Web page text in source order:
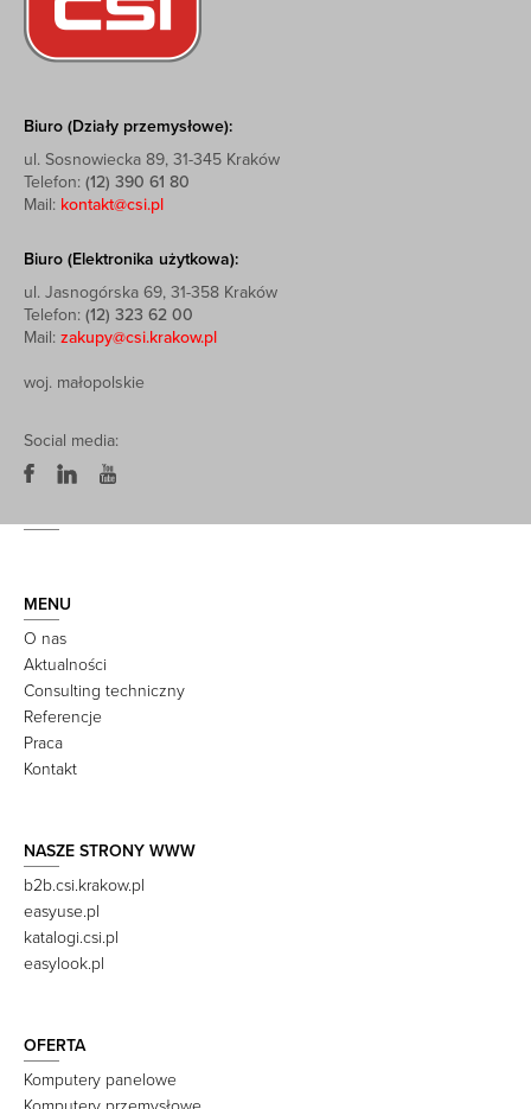
Biuro (Działy przemysłowe):
ul. Sosnowiecka 89, 31-345 Kraków
Telefon: (12) 390 61 80
Mail: kontakt@csi.pl
Biuro (Elektronika użytkowa):
ul. Jasnogórska 69, 31-358 Kraków
Telefon: (12) 323 62 00
Mail: zakupy@csi.krakow.pl
woj. małopolskie
Social media:
MENU
O nas
Aktualności
Consulting techniczny
Referencje
Praca
Kontakt
NASZE STRONY WWW
b2b.csi.krakow.pl
easyuse.pl
katalogi.csi.pl
easylook.pl
OFERTA
Komputery panelowe